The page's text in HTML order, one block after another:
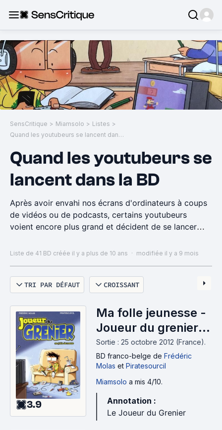
SensCritique > Miamsolo > Listes >
Quand les youtubeurs se lancent dans la BD
Quand les youtubeurs se
lancent dans la BD
Après avoir envahi nos écrans d'ordinateurs à coups
de vidéos ou de podcasts, certains youtubeurs
voient encore plus grand et décident de se lancer
représentée dans cette liste.
Liste de 41 BD créée il y a plus de 10 ans · modifiée il y a 9 mois
TRI PAR DÉFAUT CROISSANT
3.9
Ma folle jeunesse -
Joueur du grenier,
tome 1 (2012)
Sortie : 25 octobre 2012 (France).
BD franco-belge de Frédéric
Molas et Piratesourcil
Miamsolo a mis 4/10.
Annotation :
Le Joueur du Grenier